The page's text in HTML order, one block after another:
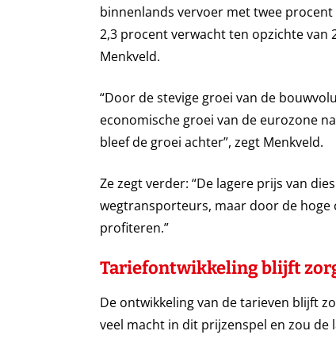
binnenlands vervoer met twee
2,3 procent verwacht ten opzichte van
Menkveld.
“Door de stevige groei van de
economische groei van de eurozone
bleef de groei achter”, zegt Menkveld.
Ze zegt verder: “De lagere prijs van
wegtransporteurs, maar door de
profiteren.”
Tariefontwikkeling blijft
De ontwikkeling van de tarieven blijft
veel macht in dit prijzenspel en zou de